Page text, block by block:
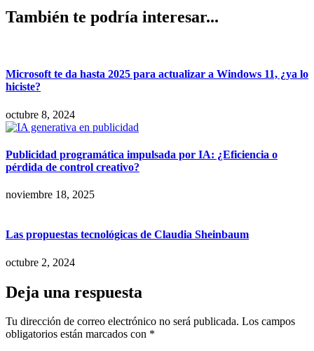
También te podría interesar...
Microsoft te da hasta 2025 para actualizar a Windows 11, ¿ya lo
hiciste?
octubre 8, 2024
Publicidad programática impulsada por IA: ¿Eficiencia o
pérdida de control creativo?
noviembre 18, 2025
Las propuestas tecnológicas de Claudia Sheinbaum
octubre 2, 2024
Deja una respuesta
Tu dirección de correo electrónico no será publicada. Los campos
obligatorios están marcados con *